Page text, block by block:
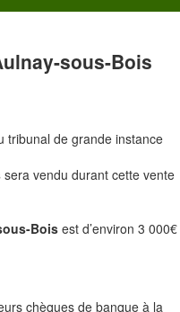
sous-Bois
tribunal de grande instance
sera vendu durant cette vente
Boisest d’environ 3 000€
chèques de banque à la